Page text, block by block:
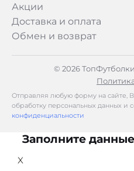
Акции
Доставка и оплата
Обмен и возврат
© 2026
Отправляя любую форму на сайте,
обработку персональных данных и
конфиденциальности
Заполните
X